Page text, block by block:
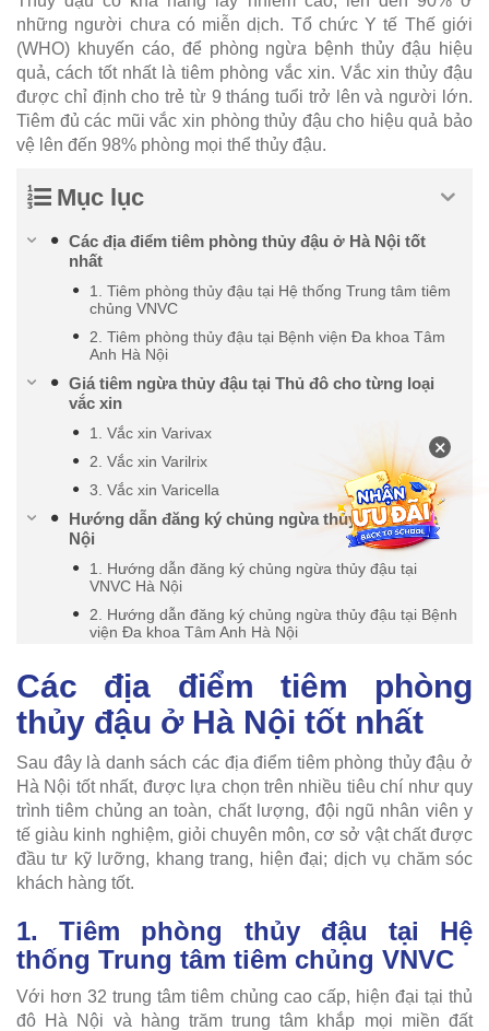
những người chưa có miễn dịch. Tổ chức Y tế Thế giới
(WHO) khuyến cáo, để phòng ngừa bệnh thủy đậu hiệu
quả, cách tốt nhất là tiêm phòng vắc xin. Vắc xin thủy đậu
được chỉ định cho trẻ từ 9 tháng tuổi trở lên và người lớn.
Tiêm đủ các mũi vắc xin phòng thủy đậu cho hiệu quả bảo
vệ lên đến 98% phòng mọi thể thủy đậu.
Mục lục
Các địa điểm tiêm phòng thủy đậu ở Hà Nội tốt
nhất
1. Tiêm phòng thủy đậu tại Hệ thống Trung tâm tiêm
chủng VNVC
2. Tiêm phòng thủy đậu tại Bệnh viện Đa khoa Tâm
Anh Hà Nội
Giá tiêm ngừa thủy đậu tại Thủ đô cho từng loại
vắc xin
1. Vắc xin Varivax
2. Vắc xin Varilrix
3. Vắc xin Varicella
Hướng dẫn đăng ký chủng ngừa thủy đậu tại Hà
Nội
1. Hướng dẫn đăng ký chủng ngừa thủy đậu tại
VNVC Hà Nội
2. Hướng dẫn đăng ký chủng ngừa thủy đậu tại Bệnh
viện Đa khoa Tâm Anh Hà Nội
Các địa điểm tiêm phòng
thủy đậu ở Hà Nội tốt nhất
Sau đây là danh sách các địa điểm tiêm phòng thủy đậu ở
Hà Nội tốt nhất, được lựa chọn trên nhiều tiêu chí như quy
trình tiêm chủng an toàn, chất lượng, đội ngũ nhân viên y
tế giàu kinh nghiệm, giỏi chuyên môn, cơ sở vật chất được
đầu tư kỹ lưỡng, khang trang, hiện đại; dịch vụ chăm sóc
khách hàng tốt.
1. Tiêm phòng thủy đậu tại Hệ
thống Trung tâm tiêm chủng VNVC
Với hơn 32 trung tâm tiêm chủng cao cấp, hiện đại tại thủ
đô Hà Nội và hàng trăm trung tâm khắp mọi miền đất
×